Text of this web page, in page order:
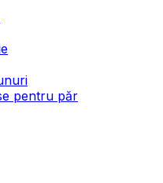
pentru păr